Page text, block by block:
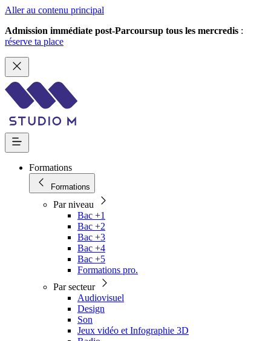
Aller au contenu principal
Admission immédiate post-Parcoursup tous les mercredis :
réserve ta place
Formations
Formations
Par niveau
Bac +1
Bac +2
Bac +3
Bac +4
Bac +5
Formations pro.
Par secteur
Audiovisuel
Design
Son
Jeux vidéo et Infographie 3D